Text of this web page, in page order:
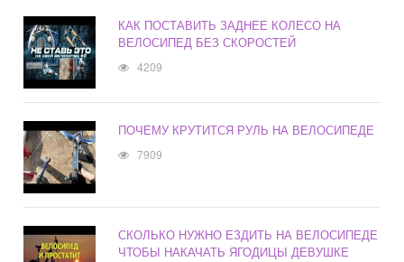
КАК ПОСТАВИТЬ ЗАДНЕЕ КОЛЕСО НА
ВЕЛОСИПЕД БЕЗ СКОРОСТЕЙ
4209
ПОЧЕМУ КРУТИТСЯ РУЛЬ НА ВЕЛОСИПЕДЕ
7909
СКОЛЬКО НУЖНО ЕЗДИТЬ НА ВЕЛОСИПЕДЕ
ЧТОБЫ НАКАЧАТЬ ЯГОДИЦЫ ДЕВУШКЕ